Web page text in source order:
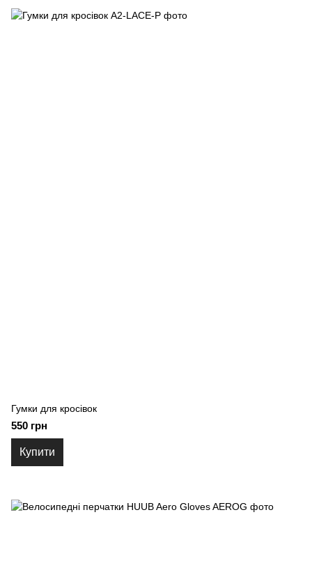
Гумки для кросівок
550 грн
Купити